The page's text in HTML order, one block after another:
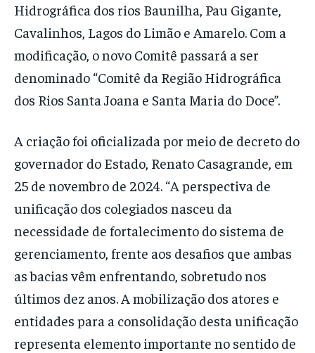
Hidrográfica dos rios Baunilha, Pau Gigante,
Cavalinhos, Lagos do Limão e Amarelo. Com a
modificação, o novo Comitê passará a ser
denominado “Comitê da Região Hidrográfica
dos Rios Santa Joana e Santa Maria do Doce”.
A criação foi oficializada por meio de decreto do
governador do Estado, Renato Casagrande, em
25 de novembro de 2024. “A perspectiva de
unificação dos colegiados nasceu da
necessidade de fortalecimento do sistema de
gerenciamento, frente aos desafios que ambas
as bacias vêm enfrentando, sobretudo nos
últimos dez anos. A mobilização dos atores e
entidades para a consolidação desta unificação
representa elemento importante no sentido de